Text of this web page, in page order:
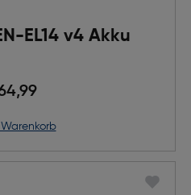
EL14 v4 Akku